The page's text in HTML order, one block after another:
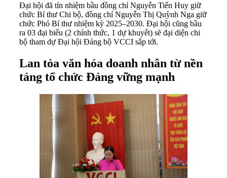
Đại hội đã tín nhiệm bầu đồng chí Nguyễn Tiến Huy giữ
chức Bí thư Chi bộ, đồng chí Nguyễn Thị Quỳnh Nga giữ
chức Phó Bí thư nhiệm kỳ 2025–2030. Đại hội cũng bầu
ra 03 đại biểu (2 chính thức, 1 dự khuyết) sẽ đại diện chi
bộ tham dự Đại hội Đảng bộ VCCI sắp tới.
Lan tỏa văn hóa doanh nhân từ nền
tảng tổ chức Đảng vững mạnh